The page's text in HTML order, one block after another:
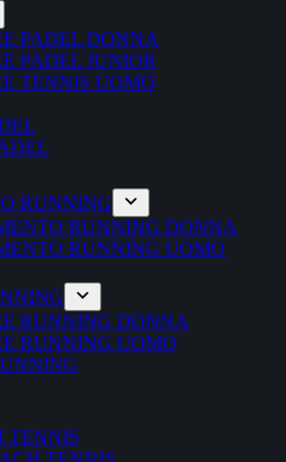
PADEL DONNA
PADEL JUNIOR
TENNIS UOMO
RUNNING
RUNNING DONNA
RUNNING UOMO
RUNNING DONNA
RUNNING UOMO
TENNIS